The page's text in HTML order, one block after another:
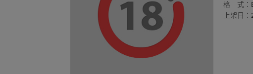
格
式：
上架日：